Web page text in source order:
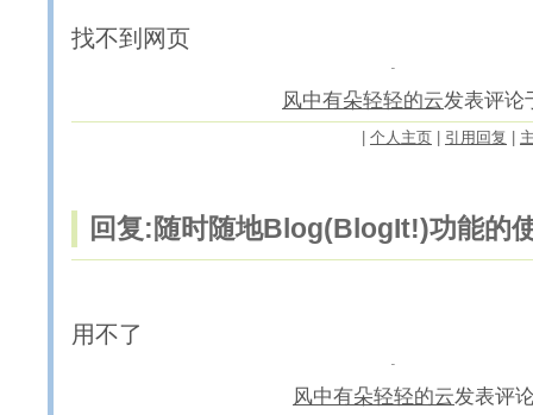
找不到网页
风中有朵轻轻的云发表评论
个人主页 引用回复
回复:随时随地Blog(BlogIt!)功能的
用不了
风中有朵轻轻的云发表评